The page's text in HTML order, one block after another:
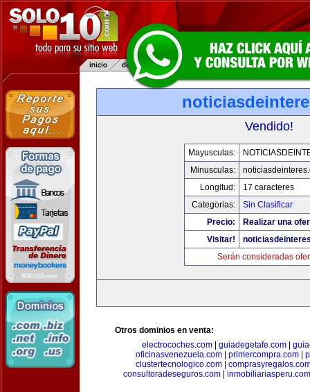
Vendido!
Mayusculas:
Minusculas:
Longitud:
17 caracteres
Categorias:
Sin Clasificar
Precio:
Realizar una
Visitar!
Serán consideradas
Otros dominios en venta:
electrocoches.com
guiadegetafe.com
oficinasvenezuela.com| primercompra.com|
clustertecnologico.com|
consultoradeseguros.com
inmobiliariasperu.com